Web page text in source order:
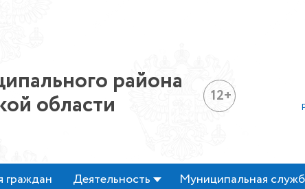
района
области 12+
граждан Деятельность Муниципальная